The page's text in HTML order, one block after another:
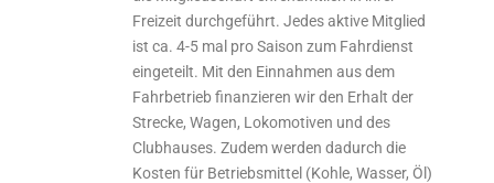
Freizeit durchgeführt. Jedes aktive Mitglied
ist ca. 4-5 mal pro Saison zum Fahrdienst
eingeteilt. Mit den Einnahmen aus dem
Fahrbetrieb finanzieren wir den Erhalt der
Strecke, Wagen, Lokomotiven und des
Clubhauses. Zudem werden dadurch die
Kosten für Betriebsmittel (Kohle, Wasser, Öl)